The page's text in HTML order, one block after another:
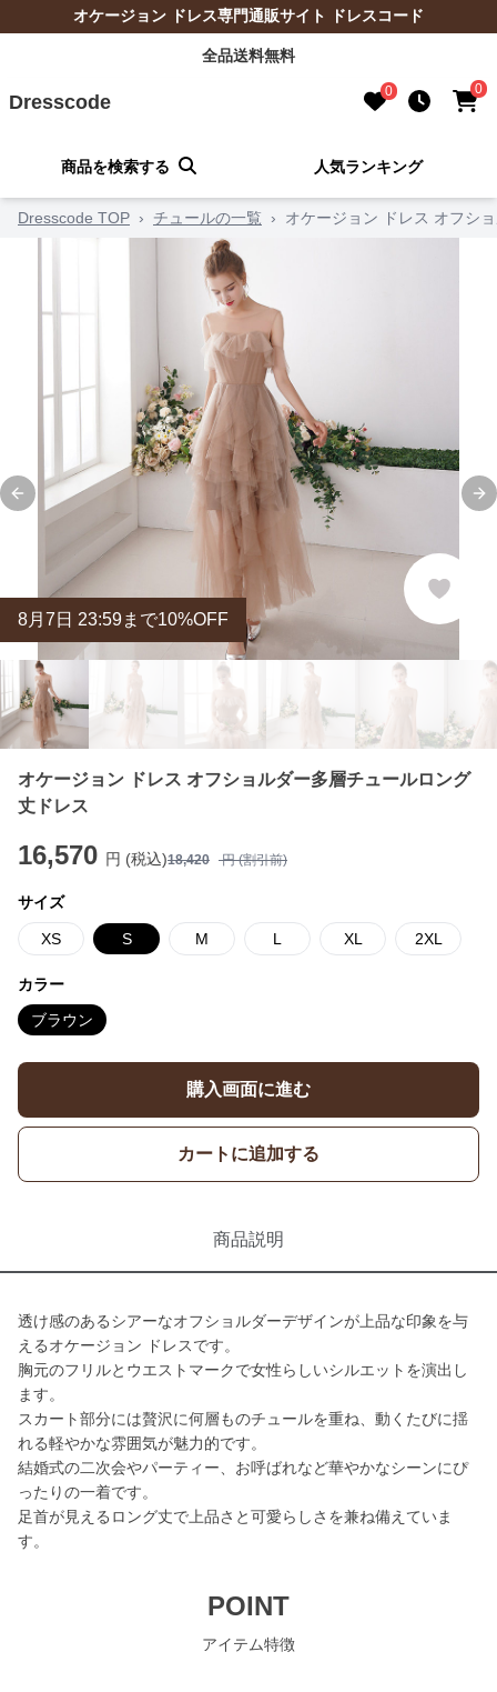
オケージョン ドレス専門通販サイト ドレスコード
全品送料無料
Dresscode 0 0
商品を検索する 人気ランキング
Dresscode TOP › チュールの一覧 › オケージョン ドレス オフシ
Previous slide
8月 7 日 23:59まで10%OFF
オケージョン ドレス オフショルダー多層チュールロング
丈ドレス
16,570 円 (税込)18,420 円 (割引前)
サイズ
XS S M L XL 2XL
カラー
ブラウン
購入画面に進む
カートに追加する
商品説明
透け感のあるシアーなオフショルダーデザインが上品な印象を与
えるオケージョン ドレスです。
胸元のフリルとウエストマークで女性らしいシルエットを演出し
ます。
スカート部分には贅沢に何層ものチュールを重ね、動くたびに揺
れる軽やかな雰囲気が魅力的です。
結婚式の二次会やパーティー、お呼ばれなど華やかなシーンにぴ
ったりの一着です。
足首が見えるロング丈で上品さと可愛らしさを兼ね備えていま
す。
POINT
アイテム特徴